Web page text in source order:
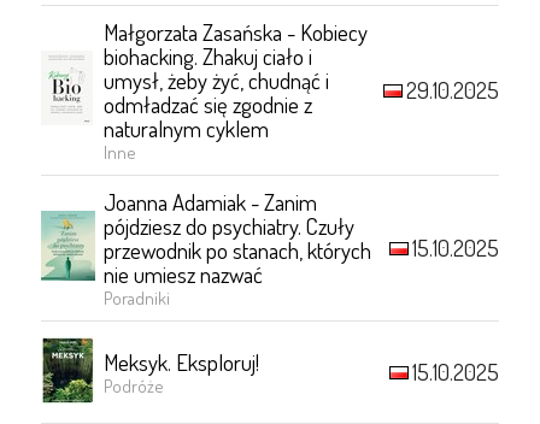
Małgorzata Zasańska - Kobiecy
biohacking. Zhakuj ciało i
umysł, żeby żyć, chudnąć i
odmładzać się zgodnie z
naturalnym cyklem
Inne
29.10.2025
Joanna Adamiak - Zanim
pójdziesz do psychiatry. Czuły
przewodnik po stanach, których
nie umiesz nazwać
Poradniki
15.10.2025
Meksyk. Eksploruj!
Podróże 15.10.2025